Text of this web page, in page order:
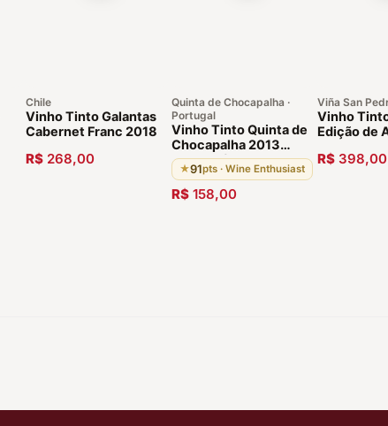
Chile
Vinho Tinto Galantas
Cabernet Franc 2018
R$ 268,00
Quinta de Chocapalha ·
Portugal
Vinho Tinto Quinta de
Chocapalha 2013
Português 92 pts
★91pts · Wine Enthusiast
R$ 158,00
Viña San
Vinho
Edição de
Hornos 2011
R$ 398,00